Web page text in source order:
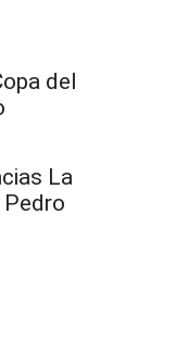
del
La